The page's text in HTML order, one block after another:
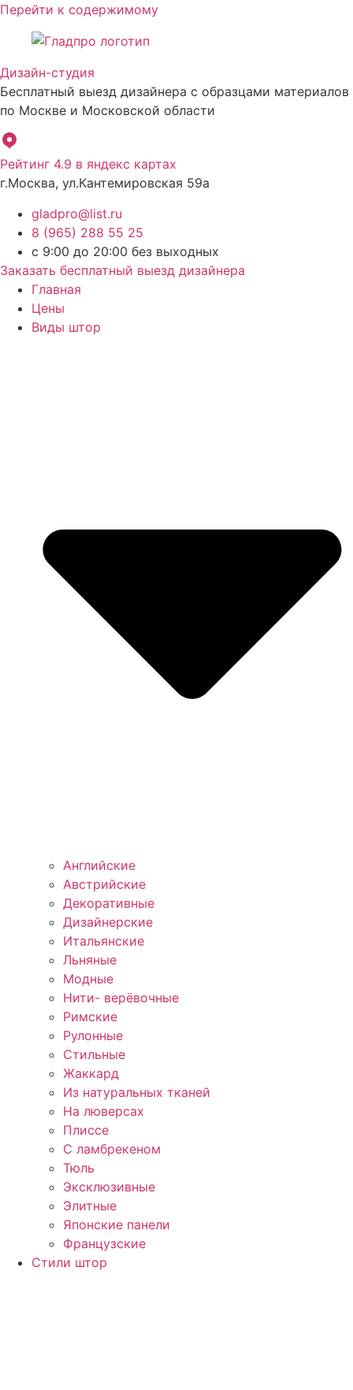
Перейти к содержимому
Дизайн-студия
Бесплатный выезд дизайнера с образцами материалов
по Москве и Московской области
Рейтинг 4.9 в яндекс картах
г.Москва, ул.Кантемировская 59а
gladpro@list.ru
8 (965) 288 55 25
с 9:00 до 20:00 без выходных
Заказать бесплатный выезд дизайнера
Главная
Цены
Виды штор
Английские
Австрийские
Декоративные
Дизайнерские
Итальянские
Льняные
Модные
Нити- верёвочные
Римские
Рулонные
Стильные
Жаккард
Из натуральных тканей
На люверсах
Плиссе
С ламбрекеном
Тюль
Эксклюзивные
Элитные
Японские панели
Французские
Стили штор